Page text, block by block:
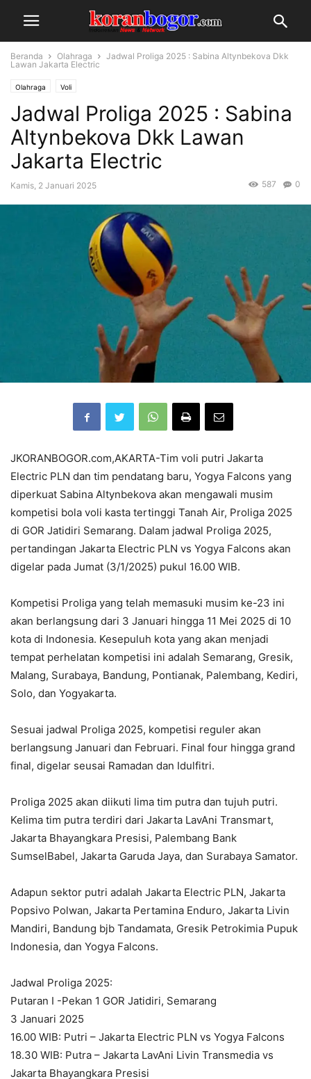
Beranda Olahraga
Jadwal Proliga 2025 : Sabina Altynbekova Dkk
Lawan Jakarta Electric
Olahraga Voli
Jadwal Proliga 2025 : Sabina
Altynbekova Dkk Lawan
Jakarta Electric
Kamis, 2 Januari 2025 0
587
JKORANBOGOR.com,AKARTA-Tim voli putri Jakarta
Electric PLN dan tim pendatang baru, Yogya Falcons yang
diperkuat Sabina Altynbekova akan mengawali musim
kompetisi bola voli kasta tertinggi Tanah Air, Proliga 2025
di GOR Jatidiri Semarang. Dalam jadwal Proliga 2025,
pertandingan Jakarta Electric PLN vs Yogya Falcons akan
digelar pada Jumat (3/1/2025) pukul 16.00 WIB.
Kompetisi Proliga yang telah memasuki musim ke-23 ini
akan berlangsung dari 3 Januari hingga 11 Mei 2025 di 10
kota di Indonesia. Kesepuluh kota yang akan menjadi
tempat perhelatan kompetisi ini adalah Semarang, Gresik,
Malang, Surabaya, Bandung, Pontianak, Palembang, Kediri,
Solo, dan Yogyakarta.
Sesuai jadwal Proliga 2025, kompetisi reguler akan
berlangsung Januari dan Februari. Final four hingga grand
final, digelar seusai Ramadan dan Idulfitri.
Proliga 2025 akan diikuti lima tim putra dan tujuh putri.
Kelima tim putra terdiri dari Jakarta LavAni Transmart,
Jakarta Bhayangkara Presisi, Palembang Bank
SumselBabel, Jakarta Garuda Jaya, dan Surabaya Samator.
Adapun sektor putri adalah Jakarta Electric PLN, Jakarta
Popsivo Polwan, Jakarta Pertamina Enduro, Jakarta Livin
Mandiri, Bandung bjb Tandamata, Gresik Petrokimia Pupuk
Indonesia, dan Yogya Falcons.
Jadwal Proliga 2025:
Putaran I -Pekan 1 GOR Jatidiri, Semarang
3 Januari 2025
16.00 WIB: Putri – Jakarta Electric PLN vs Yogya Falcons
18.30 WIB: Putra – Jakarta LavAni Livin Transmedia vs
Jakarta Bhayangkara Presisi